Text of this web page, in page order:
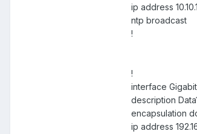
ip address
ntp broadcast
!
!
interface
description
encapsulation
ip address